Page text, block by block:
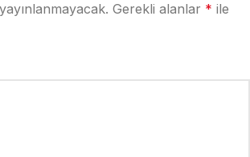
Gerekli alanlar * ile